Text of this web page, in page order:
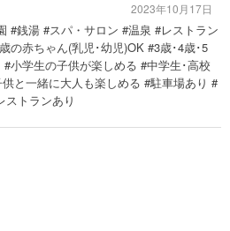
#銭湯 #スパ・サロン #温泉 #レストラン
の赤ちゃん(乳児･幼児)OK #3歳･4歳･5
小学生の子供が楽しめる #中学生･高校
と一緒に大人も楽しめる #駐車場あり #
ストランあり
2023年10月17日